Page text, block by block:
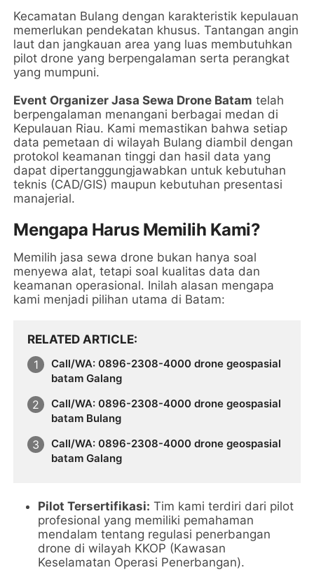
Kecamatan Bulang dengan karakteristik kepulauan
memerlukan pendekatan khusus. Tantangan angin
laut dan jangkauan area yang luas membutuhkan
pilot drone yang berpengalaman serta perangkat
yang mumpuni.
Event Organizer Jasa Sewa Drone Batam telah
berpengalaman menangani berbagai medan di
Kepulauan Riau. Kami memastikan bahwa setiap
data pemetaan di wilayah Bulang diambil dengan
protokol keamanan tinggi dan hasil data yang
dapat dipertanggungjawabkan untuk kebutuhan
teknis (CAD/GIS) maupun kebutuhan presentasi
manajerial.
Mengapa Harus Memilih Kami?
Memilih jasa sewa drone bukan hanya soal
menyewa alat, tetapi soal kualitas data dan
keamanan operasional. Inilah alasan mengapa
kami menjadi pilihan utama di Batam:
RELATED ARTICLE
Call/WA: 0896-2308-4000 drone geospasial
batam Galang
Call/WA: 0896-2308-4000 drone geospasial
batam Bulang
Call/WA: 0896-2308-4000 drone geospasial
batam Galang
Pilot Tersertifikasi: Tim kami terdiri dari pilot
profesional yang memiliki pemahaman
mendalam tentang regulasi penerbangan
drone di wilayah KKOP (Kawasan
Keselamatan Operasi Penerbangan).